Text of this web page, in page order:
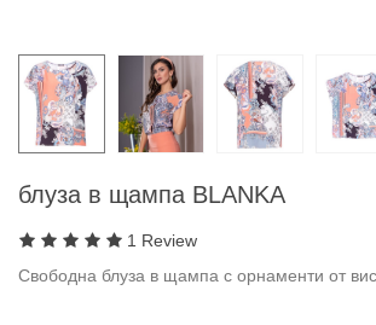
блуза в щампа BLANKA
1 Review
Свободна блуза в щампа с орнаменти от